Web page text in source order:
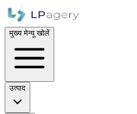
मुख्य मेन्यू खोलें
उत्पाद